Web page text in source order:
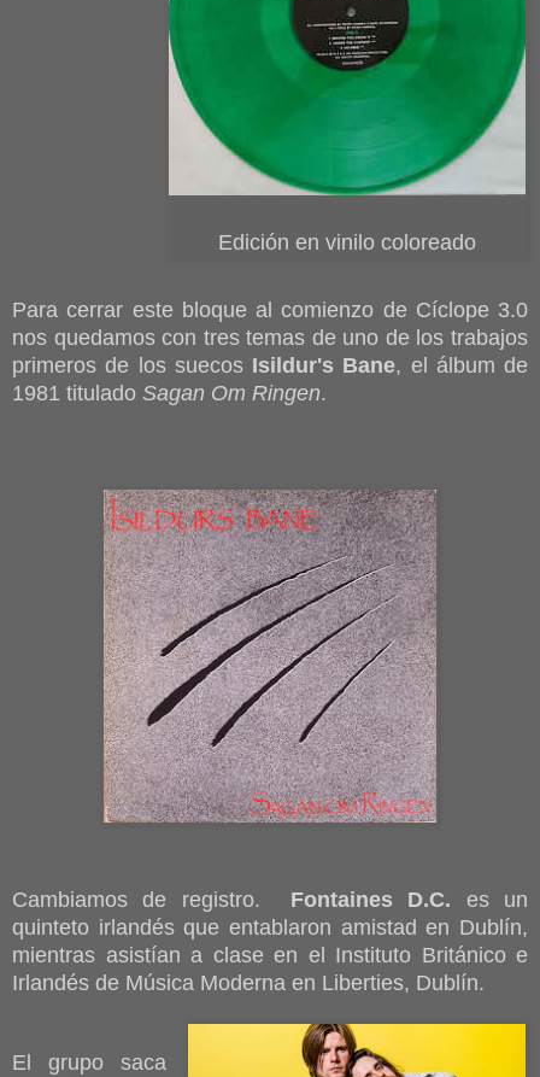
Edición en vinilo coloreado
Para cerrar este bloque al comienzo de Cíclope 3.0
nos quedamos con tres temas de uno de los trabajos
primeros de los suecos Isildur's Bane, el álbum de
1981 titulado Sagan Om Ringen.
Cambiamos de registro. Fontaines D.C. es un
quinteto irlandés que entablaron amistad en Dublín,
mientras asistían a clase en el Instituto Británico e
Irlandés de Música Moderna en Liberties, Dublín.
El grupo saca